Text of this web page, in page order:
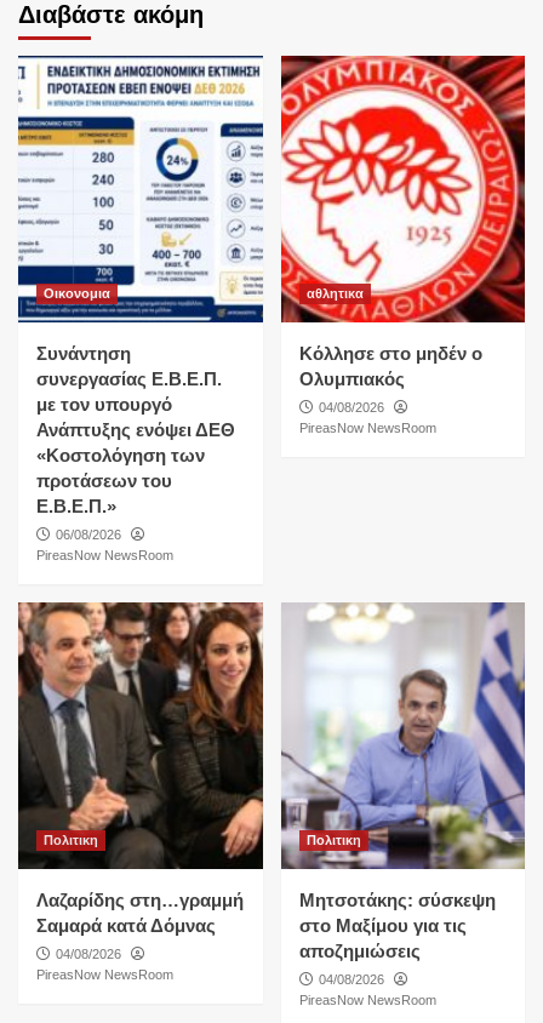
Διαβάστε ακόμη
Οικονομια
Συνάντηση
συνεργασίας Ε.Β.Ε.Π.
με τον υπουργό
Ανάπτυξης ενόψει ΔΕΘ
«Κοστολόγηση των
προτάσεων του
Ε.Β.Ε.Π.»
06/08/2026
PireasNow NewsRoom
αθλητικα
Κόλλησε στο μηδέν ο
Ολυμπιακός
04/08/2026
PireasNow NewsRoom
Πολιτικη
Λαζαρίδης στη…γραμμή
Σαμαρά κατά Δόμνας
04/08/2026
PireasNow NewsRoom
Πολιτικη
Μητσοτάκης: σύσκεψη
στο Μαξίμου για τις
αποζημιώσεις
04/08/2026
PireasNow NewsRoom